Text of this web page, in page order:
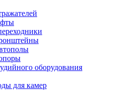
оборудования
для камер